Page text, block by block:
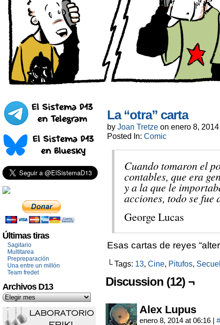
Últimas tiras
Sagitario
Multitarea
Prepreparación
Una entre un millón
Team fredet
Archivos D13
La “otra” carta
by Joan Tretze on enero 8, 2014
Posted In: Comic
Cuando tomaron el
contables, que era
y a la que le
acciones, todo se fue
George Lucas
Esas cartas de reyes
└ Tags: 13, Cine, Pitufos,
Discussion (12) ¬
Alex Lupus
enero 8, 2014 at 06:16 | #